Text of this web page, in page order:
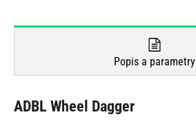
Popis a parametry
ADBL Wheel Dagger